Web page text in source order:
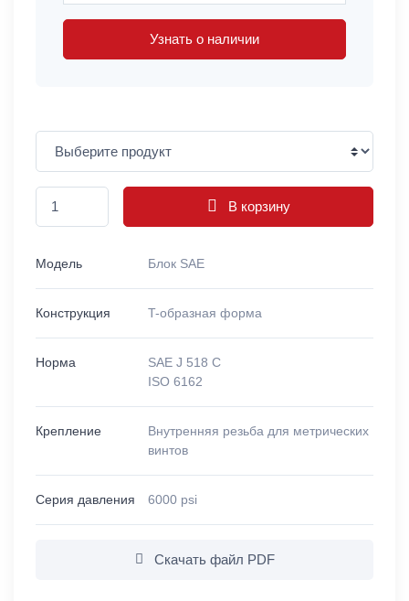
Узнать о наличии
В корзину
Модель Блок SAE
Конструкция T-образная форма
Норма
SAE J 518 C
ISO 6162
Крепление
Внутренняя резьба для метрических
винтов
Серия давления 6000 psi
Скачать файл PDF